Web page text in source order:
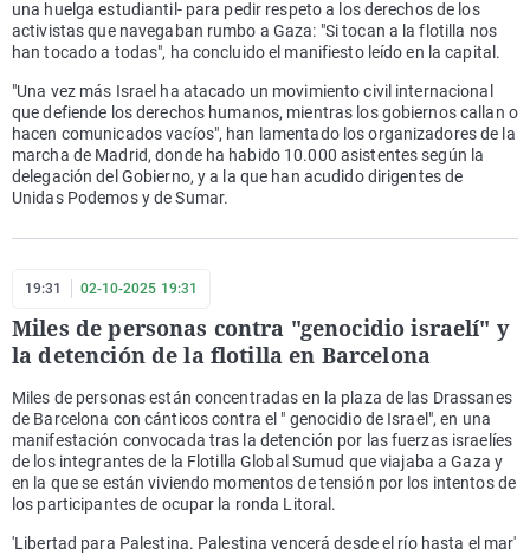
una huelga estudiantil- para pedir respeto a los derechos de los
activistas que navegaban rumbo a Gaza: "Si tocan a la flotilla nos
han tocado a todas", ha concluido el manifiesto leído en la capital.
"Una vez más Israel ha atacado un movimiento civil internacional
que defiende los derechos humanos, mientras los gobiernos callan o
hacen comunicados vacíos", han lamentado los organizadores de la
marcha de Madrid, donde ha habido 10.000 asistentes según la
delegación del Gobierno, y a la que han acudido dirigentes de
Unidas Podemos y de Sumar.
19:31 02-10-2025 19:31
Miles de personas contra "genocidio israelí" y
la detención de la flotilla en Barcelona
Miles de personas están concentradas en la plaza de las Drassanes
de Barcelona con cánticos contra el " genocidio de Israel", en una
manifestación convocada tras la detención por las fuerzas israelíes
de los integrantes de la Flotilla Global Sumud que viajaba a Gaza y
en la que se están viviendo momentos de tensión por los intentos de
los participantes de ocupar la ronda Litoral.
'Libertad para Palestina. Palestina vencerá desde el río hasta el mar'